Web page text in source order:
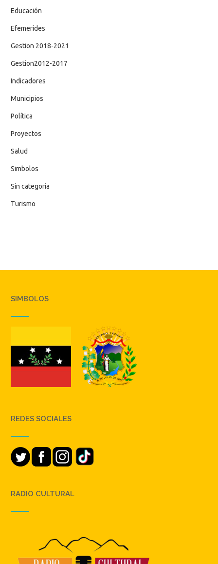
Educación
Efemerides
Gestion 2018-2021
Gestion2012-2017
Indicadores
Municipios
Política
Proyectos
Salud
Simbolos
Sin categoría
Turismo
SIMBOLOS
REDES SOCIALES
RADIO CULTURAL